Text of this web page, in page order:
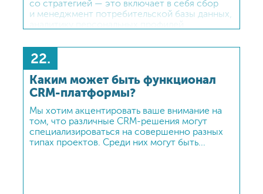
со стратегией — это включает в себя сбор
и менеджмент потребительской базы данных,
и триггеров, сегментацию, определение
мотивации и ведение коммуникации
наличие развитых и понятных интерфейсов,
позволяющих интегрировать необходимые
коммуникационные каналы (сайт, SMS,
горячую линию, мобильное приложение,
email и др.) и инструменты или уже
использующиеся у заказчика CRM- или ERP-
возможности.
22.
Каким может быть функционал
CRM-платформы?
Мы хотим акцентировать ваше внимание на
том, что различные CRM-решения могут
специализироваться на совершенно разных
типах проектов. Среди них могут быть...